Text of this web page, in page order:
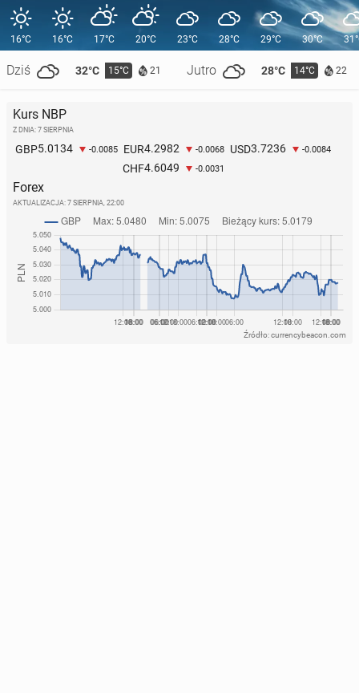
16°C
Dziś 32°C 15°C 21 Jutro 28°C 14°C 22
16°C 17°C 20°C 23°C 28°C 29°C 30°C
Kurs NBP
Z DNIA: 7 SIERPNIA
GBP5.0134 -0.0085 EUR4.2982 -0.0068 USD3.7236 -0.0084
CHF4.6049 -0.0031
Forex
AKTUALIZACJA: 7 SIERPNIA, 22:00
Źródło: currencybeacon.com